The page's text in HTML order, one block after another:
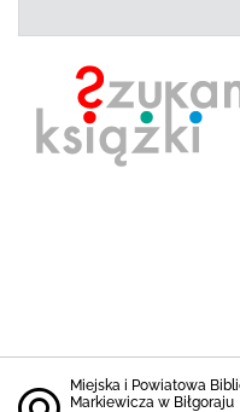
Miejska i Powiatowa
Markiewicza w Biłgoraju